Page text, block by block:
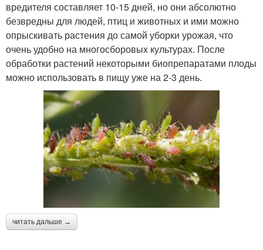
вредителя составляет 10-15 дней, но они абсолютно
безвредны для людей, птиц и животных и ими можно
опрыскивать растения до самой уборки урожая, что
очень удобно на многосборовых культурах. После
обработки растений некоторыми биопрепаратами плоды
можно использовать в пищу уже на 2-3 день.
читать дальше →